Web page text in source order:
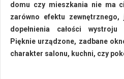
domu czy mieszkania nie ma
zarówno efektu
dopełnienia całości wystroju
Pięknie urządzone, zadbane
charakter salonu, kuchni, czy